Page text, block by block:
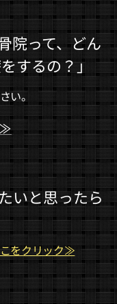
院って、どん
するの？」
い。
いと思ったら
をクリック≫